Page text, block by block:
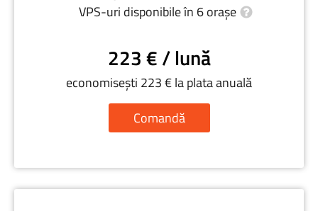
VPS-uri disponibile în 6 orașe
223 € / lună
economisești 223 € la plata anuală
Comandă